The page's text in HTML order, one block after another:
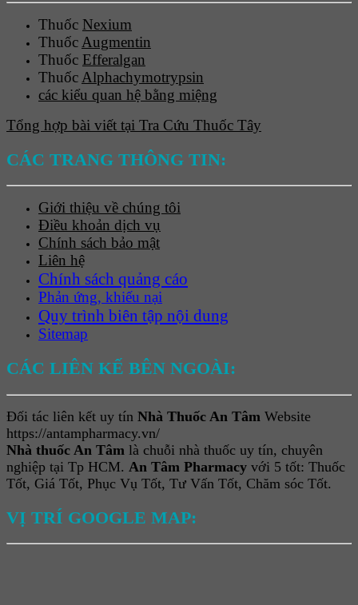
Thuốc Nexium
Thuốc Augmentin
Thuốc Efferalgan
Thuốc Alphachymotrypsin
các kiểu quan hệ bằng miệng
Tổng hợp bài viết tại Tra Cứu Thuốc Tây
CÁC TRANG THÔNG TIN:
Giới thiệu về chúng tôi
Điều khoản dịch vụ
Chính sách bảo mật
Liên hệ
Chính sách quảng cáo
Phản ứng, khiếu nại
Quy trình biên tập nội dung
Sitemap
CÁC LIÊN KẾ BÊN NGOÀI:
Đối tác liên kết uy tín Nhà Thuốc An Tâm Website
https://antampharmacy.vn/
Nhà thuốc An Tâm là chuỗi nhà thuốc uy tín, chuyên
nghiệp tại Tp HCM. An Tâm Pharmacy với 5 tốt: Thuốc
Tốt, Giá Tốt, Phục Vụ Tốt, Tư Vấn Tốt, Chăm sóc Tốt.
VỊ TRÍ GOOGLE MAP: